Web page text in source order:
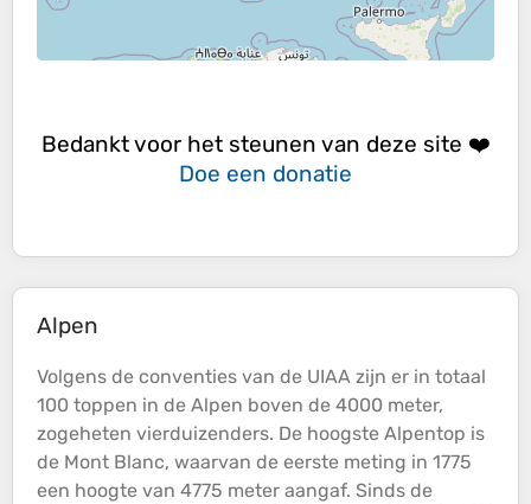
Bedankt voor het steunen van deze site ❤️
Doe een donatie
Alpen
Volgens de conventies van de UIAA zijn er in totaal
100 toppen in de Alpen boven de 4000 meter,
zogeheten vierduizenders. De hoogste Alpentop is
de Mont Blanc, waarvan de eerste meting in 1775
een hoogte van 4775 meter aangaf. Sinds de